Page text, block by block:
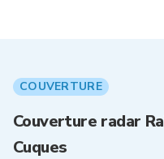
COUVERTURE
Couverture radar
Cuques